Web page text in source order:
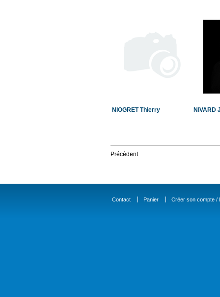
NIOGRET Thierry NIVARD
Précédent
Contact Panier Créer son compte /